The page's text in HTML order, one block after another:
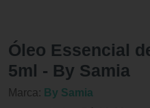
Óleo Essencial
5ml - By Samia
Marca: By Samia